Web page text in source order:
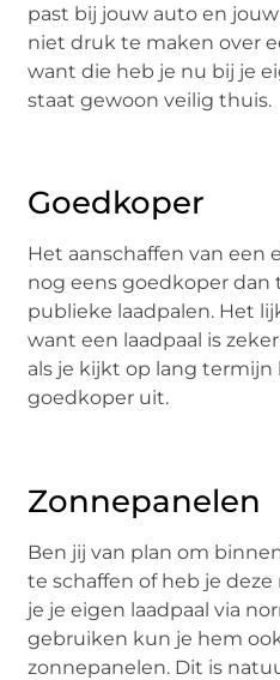
past bij jouw auto en
niet druk te maken over
want die heb je nu bij je
staat gewoon veilig thuis.
Goedkoper
Het aanschaffen van een
nog eens goedkoper dan
publieke laadpalen. Het
want een laadpaal is
als je kijkt op lang
goedkoper uit.
Zonnepanelen
Ben jij van plan om
te schaffen of heb je
je je eigen laadpaal via
gebruiken kun je hem
zonnepanelen. Dit is